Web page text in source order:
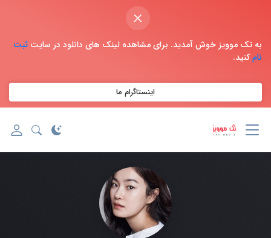
×
به تک موویز خوش آمدید. برای مشاهده لینک های دانلود در سایت ثبت
نامکنید.
اینستاگرام ما